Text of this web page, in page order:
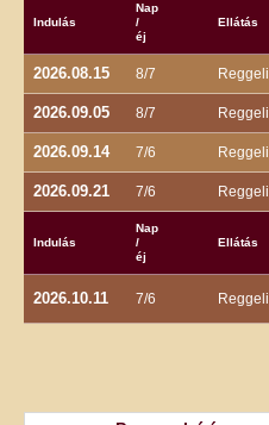
Indulás
Nap
/
éj
Ellátás
2026.08.15 8/7 Reggeli
2026.09.05 8/7 Reggeli
2026.09.14 7/6 Reggeli
2026.09.21 7/6 Reggeli
Indulás
Nap
/
éj
Ellátás
2026.10.11 7/6 Reggeli